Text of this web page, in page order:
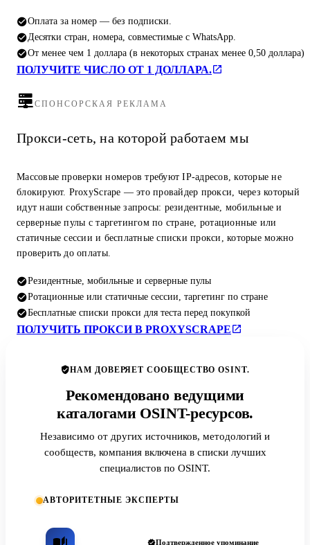
Оплата за номер — без подписки.
Десятки стран, номера, совместимые с WhatsApp.
От менее чем 1 доллара (в некоторых странах менее 0,50 доллара)
ПОЛУЧИТЕ ЧИСЛО ОТ 1 ДОЛЛАРА.
СПОНСОРСКАЯ РЕКЛАМА
Прокси-сеть, на которой работаем мы
Массовые проверки номеров требуют IP-адресов, которые не
блокируют. ProxyScrape — это провайдер прокси, через который
идут наши собственные запросы: резидентные, мобильные и
серверные пулы с таргетингом по стране, ротационные или
статичные сессии и бесплатные списки прокси, которые можно
проверить до оплаты.
Резидентные, мобильные и серверные пулы
Ротационные или статичные сессии, таргетинг по стране
Бесплатные списки прокси для теста перед покупкой
ПОЛУЧИТЬ ПРОКСИ В PROXYSCRAPE
НАМ ДОВЕРЯЕТ СООБЩЕСТВО OSINT.
Рекомендовано ведущими
каталогами OSINT-ресурсов.
Независимо от других источников, методологий и
сообществ, компания включена в списки лучших
специалистов по OSINT.
АВТОРИТЕТНЫЕ ЭКСПЕРТЫ
Подтвержденное упоминание